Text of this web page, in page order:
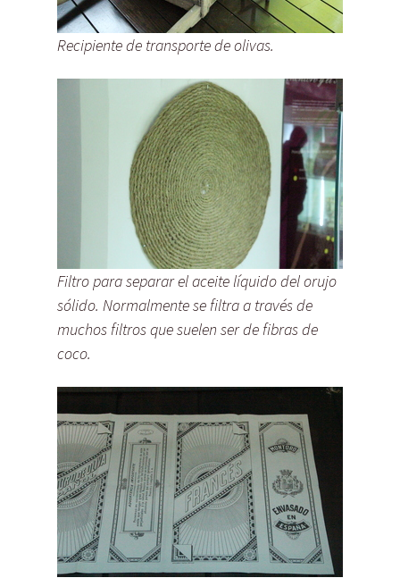
Recipiente de transporte de olivas.
Filtro para separar el aceite líquido del orujo
sólido. Normalmente se filtra a través de
muchos filtros que suelen ser de fibras de
coco.